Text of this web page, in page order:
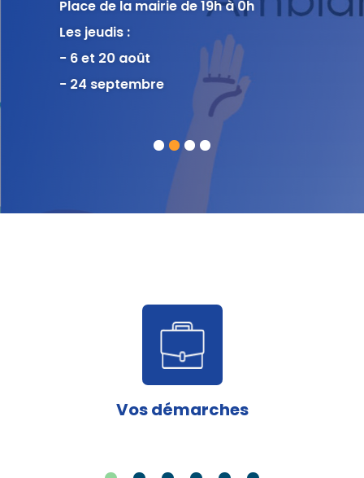
Place de la mairie de 19h à 0h
Les jeudis :
- 6 et 20 août
- 24 septembre
1 2 3
Accès
rapide
Vos démarches